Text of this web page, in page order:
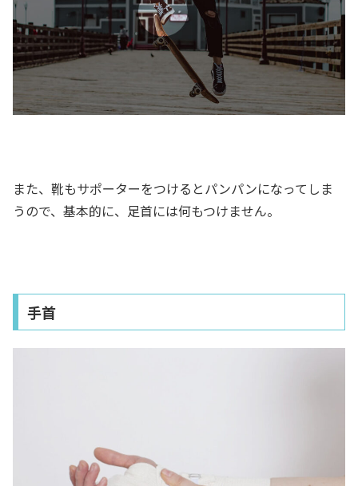
また、靴もサポーターをつけるとパンパンになってしま
うので、基本的に、足首には何もつけません。
手首